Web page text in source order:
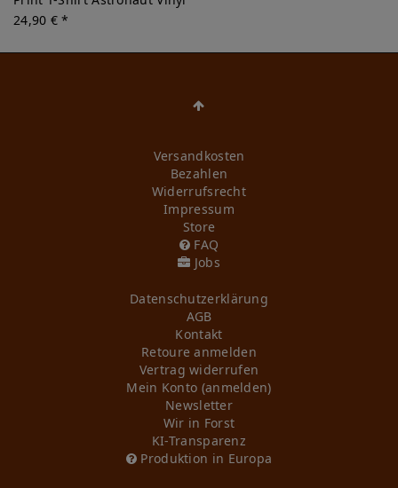
24,90 € *
Versandkosten
Bezahlen
Widerrufs­recht
Impressum
Store
FAQ
Jobs
Daten­schutz­erklärung
AGB
Kontakt
Retoure anmelden
Vertrag widerrufen
Mein Konto (anmelden)
Newsletter
Wir in Forst
KI-Transparenz
Produktion in Europa